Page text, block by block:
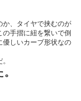
か、タイヤで挟むのが
手摺に紐を繋いで倒
優しいカーブ形状なの